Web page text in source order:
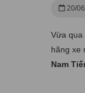
20/
Vừa qua
hãng xe
Nam